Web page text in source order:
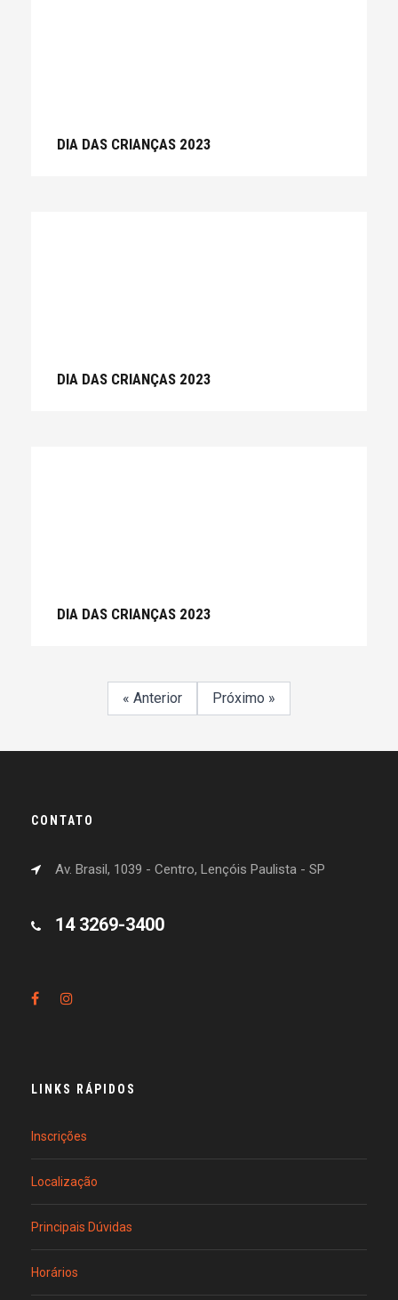
DIA DAS CRIANÇAS 2023
DIA DAS CRIANÇAS 2023
DIA DAS CRIANÇAS 2023
« Anterior Próximo »
CONTATO
Av. Brasil, 1039 - Centro, Lençóis Paulista - SP
14 3269-3400
LINKS RÁPIDOS
Inscrições
Localização
Principais Dúvidas
Horários